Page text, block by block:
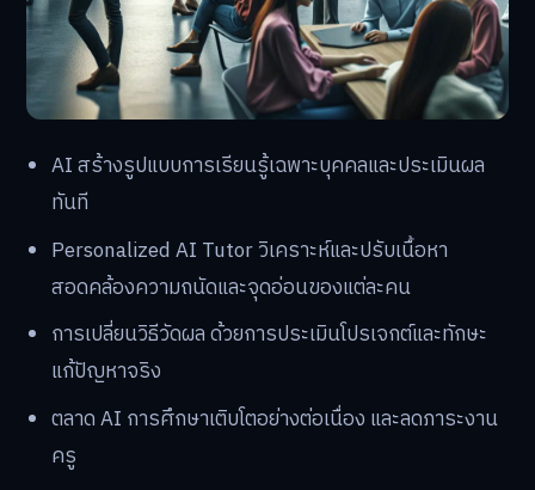
AI สร้างรูปแบบการเรียนรู้เฉพาะบุคคลและประเมินผล
ทันที
Personalized AI Tutor วิเคราะห์และปรับเนื้อหา
สอดคล้องความถนัดและจุดอ่อนของแต่ละคน
การเปลี่ยนวิธีวัดผล ด้วยการประเมินโปรเจกต์และทักษะ
แก้ปัญหาจริง
ตลาด AI การศึกษาเติบโตอย่างต่อเนื่อง และลดภาระงาน
ครู